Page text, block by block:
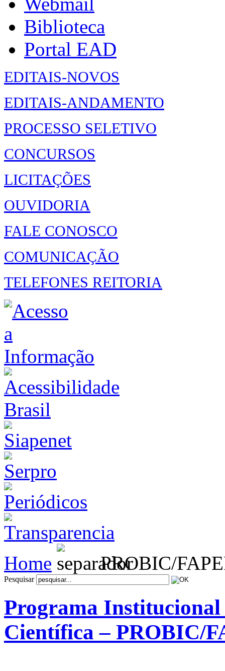
Biblioteca
Portal EAD
EDITAIS-NOVOS
EDITAIS-ANDAMENTO
PROCESSO SELETIVO
CONCURSOS
LICITAÇÕES
OUVIDORIA
FALE CONOSCO
COMUNICAÇÃO
TELEFONES REITORIA
Home PROBIC/
Pesquisar
Programa Institucional
Científica – PROBIC/